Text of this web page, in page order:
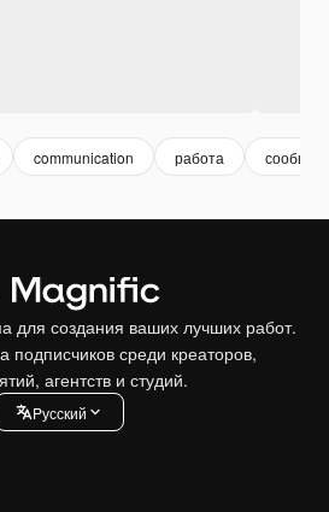
communication работа
для создания ваших лучших работ.
подписчиков среди креаторов,
агентств и студий.
Pусский